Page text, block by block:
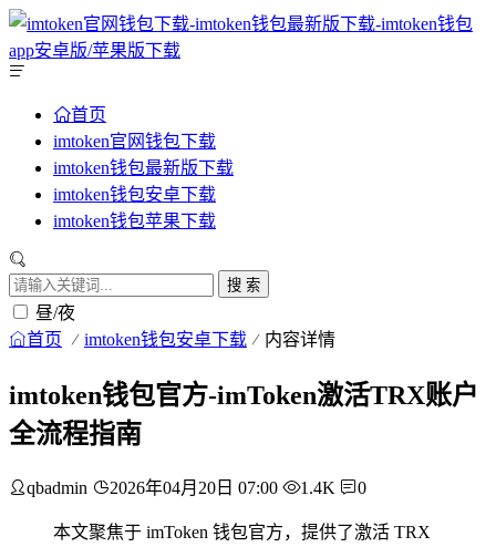
首页
imtoken官网钱包下载
imtoken钱包最新版下载
imtoken钱包安卓下载
imtoken钱包苹果下载
搜 索
昼/夜
首页 imtoken钱包安卓下载 内容详情
imtoken钱包官方-imToken激活TRX账户
全流程指南
qbadmin 2026年04月20日 07:00 1.4K 0
本文聚焦于 imToken 钱包官方，提供了激活 TRX